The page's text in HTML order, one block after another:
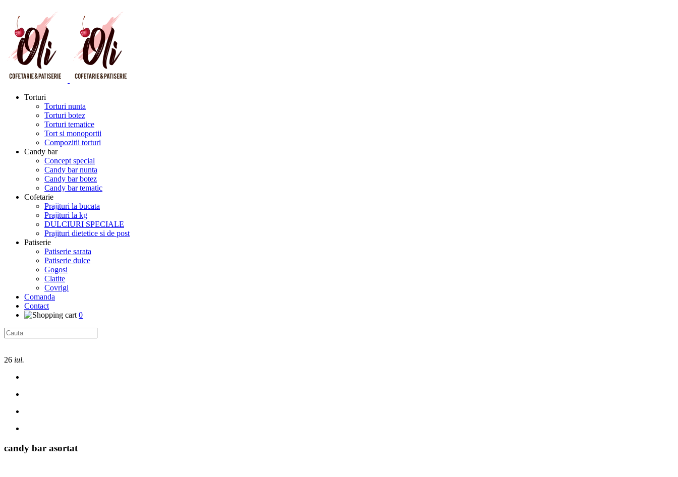
Torturi
Torturi nunta
Torturi botez
Torturi tematice
Tort si monoportii
Compozitii torturi
Candy bar
Concept special
Candy bar nunta
Candy bar botez
Candy bar tematic
Cofetarie
Prajituri la bucata
Prajituri la kg
DULCIURI SPECIALE
Prajituri dietetice si de post
Patiserie
Patiserie sarata
Patiserie dulce
Gogosi
Clatite
Covrigi
Comanda
Contact
0
26 iul.
candy bar asortat